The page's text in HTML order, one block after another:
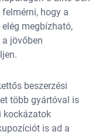
hogy a
megbízható,
a jövőben
beszerzési
több gyártóval is
kockázatok
is ad a